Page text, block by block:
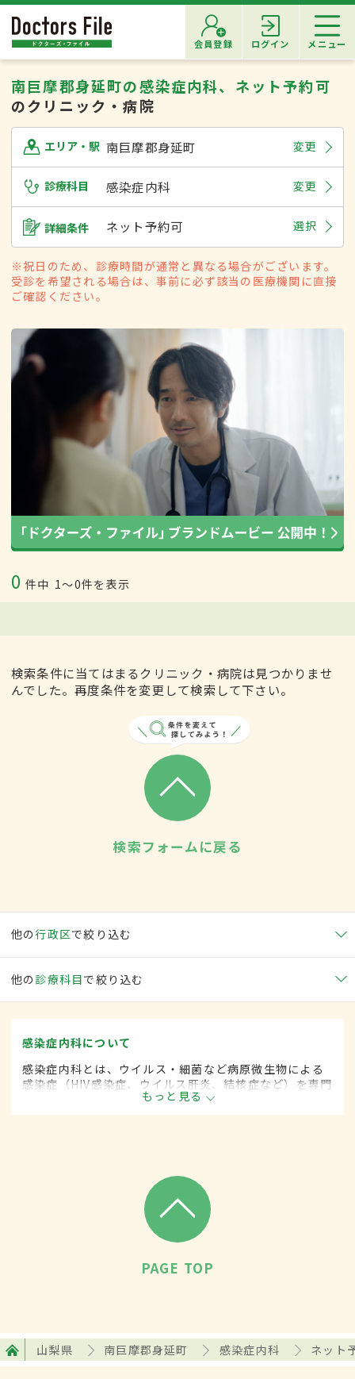
会員登録 ログイン メニュー
南巨摩郡身延町の感染症内科、ネット予約可
のクリニック・病院
エリア・駅 南巨摩郡身延町 変更
診療科目 感染症内科 変更
詳細条件 ネット予約可 選択
※祝日のため、診療時間が通常と異なる場合がございます。
受診を希望される場合は、事前に必ず該当の医療機関に直接
ご確認ください。
0 件中 1〜0件を表示
検索条件に当てはまるクリニック・病院は見つかりませ
んでした。再度条件を変更して検索して下さい。
検索フォームに戻る
他の行政区で絞り込む
他の 診療科目で絞り込む
感染症内科について
感染症内科とは、ウイルス・細菌など病原微生物による
感染症（HIV感染症、ウイルス肝炎、結核症など）を専門
的に取り扱う内科の一領域です。
もっと見る
PAGE TOP
山梨県 南巨摩郡身延町 感染症内科 ネット